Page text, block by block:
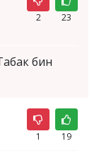
2 23
бин
1 19